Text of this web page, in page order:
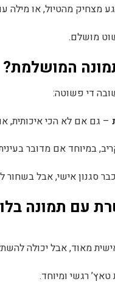
מצחיק מהטיול, או מילה
מושלם.
המושלמת?
די פשוטה:
– גם אם לא הכי איכותית,
במיוחד אם מדובר
סגנון אישי, אבל
עם תמונה
מאוד, אבל יכולה
טאץ’ רגשי ומיוחד.